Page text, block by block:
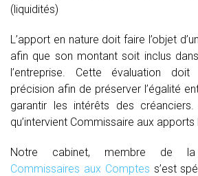
(liquidités)
L’apport en nature doit faire l’objet
afin que son montant soit inclus
l’entreprise. Cette évaluation
précision afin de préserver l’égalité
garantir les intérêts des
qu’intervient Commissaire aux apports
Notre cabinet, membre de la
Commissaires aux Comptes s’est